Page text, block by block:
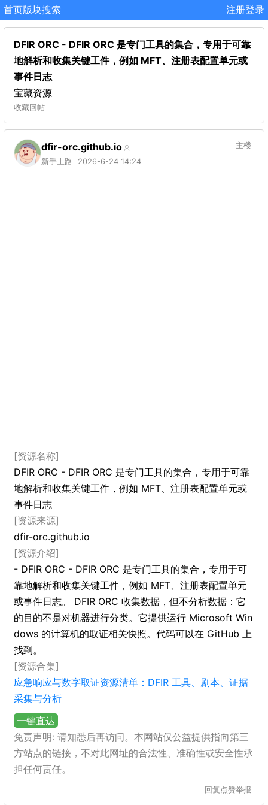
首页版块搜索 注册登录
DFIR ORC - DFIR ORC 是专门工具的集合，专用于可靠
地解析和收集关键工件，例如 MFT、注册表配置单元或
事件日志
宝藏资源
收藏回帖
dfir-orc.github.io
新手上路 2026-6-24 14:24
主楼
[资源名称]
DFIR ORC - DFIR ORC 是专门工具的集合，专用于可靠
地解析和收集关键工件，例如 MFT、注册表配置单元或
事件日志
[资源来源]
dfir-orc.github.io
[资源介绍]
- DFIR ORC - DFIR ORC 是专门工具的集合，专用于可
靠地解析和收集关键工件，例如 MFT、注册表配置单元
或事件日志。 DFIR ORC 收集数据，但不分析数据：它
的目的不是对机器进行分类。它提供运行 Microsoft Win
dows 的计算机的取证相关快照。代码可以在 GitHub 上
找到。
[资源合集]
应急响应与数字取证资源清单：DFIR 工具、剧本、证据
采集与分析
一键直达
免责声明: 请知悉后再访问。本网站仅公益提供指向第三
方站点的链接，不对此网址的合法性、准确性或安全性承
担任何责任。
回复 点赞举报